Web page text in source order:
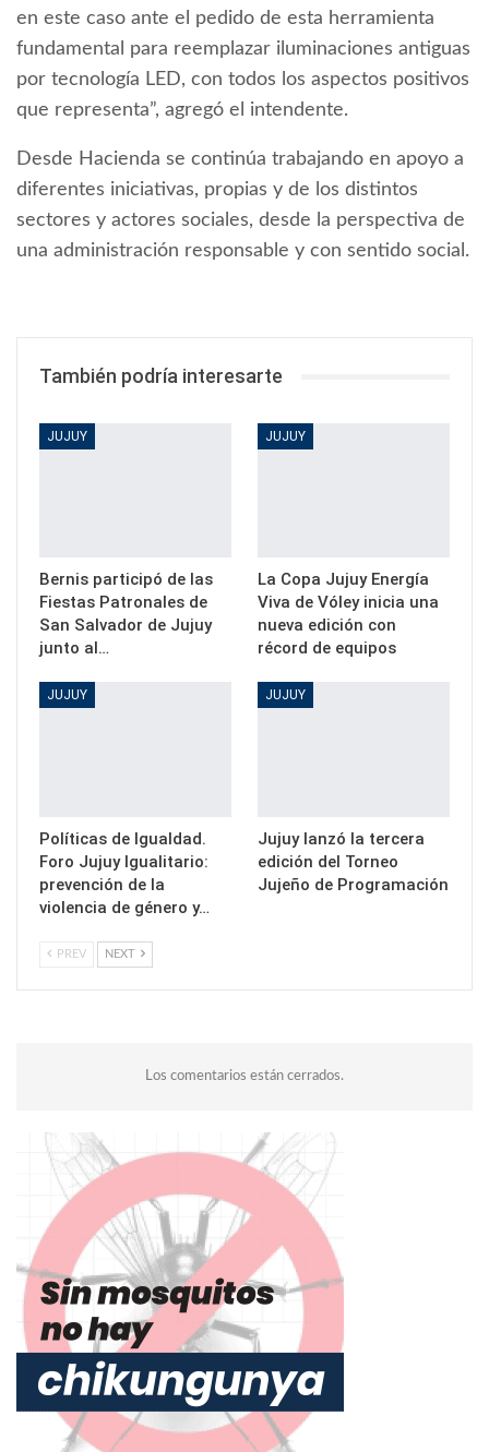
en este caso ante el pedido de esta herramienta
fundamental para reemplazar iluminaciones antiguas
por tecnología LED, con todos los aspectos positivos
que representa”, agregó el intendente.
Desde Hacienda se continúa trabajando en apoyo a
diferentes iniciativas, propias y de los distintos
sectores y actores sociales, desde la perspectiva de
una administración responsable y con sentido social.
También podría interesarte
JUJUY
Bernis participó de las
Fiestas Patronales de
San Salvador de Jujuy
junto al…
JUJUY
La Copa Jujuy Energía
Viva de Vóley inicia una
nueva edición con
récord de equipos
JUJUY
Políticas de Igualdad.
Foro Jujuy Igualitario:
prevención de la
violencia de género y…
JUJUY
Jujuy lanzó la tercera
edición del Torneo
Jujeño de Programación
PREV NEXT
Los comentarios están cerrados.